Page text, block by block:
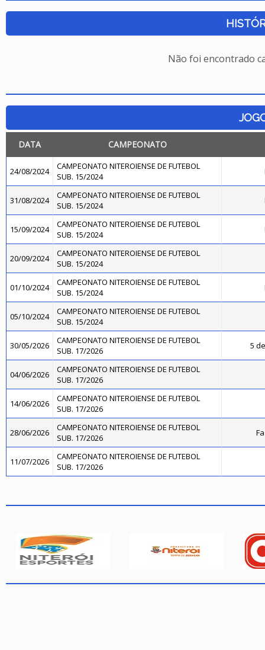
Não foi encontrado
DATA CAMPEONATO
24/08/2024
CAMPEONATO NITEROIENSE DE FUTEBOL
SUB. 15/2024
31/08/2024
CAMPEONATO NITEROIENSE DE FUTEBOL
SUB. 15/2024
15/09/2024
CAMPEONATO NITEROIENSE DE FUTEBOL
SUB. 15/2024
20/09/2024
CAMPEONATO NITEROIENSE DE FUTEBOL
SUB. 15/2024
01/10/2024
CAMPEONATO NITEROIENSE DE FUTEBOL
SUB. 15/2024
05/10/2024
CAMPEONATO NITEROIENSE DE FUTEBOL
SUB. 15/2024
30/05/2026
CAMPEONATO NITEROIENSE DE FUTEBOL
SUB. 17/2026
5
04/06/2026
CAMPEONATO NITEROIENSE DE FUTEBOL
SUB. 17/2026
14/06/2026
CAMPEONATO NITEROIENSE DE FUTEBOL
SUB. 17/2026
28/06/2026
CAMPEONATO NITEROIENSE DE FUTEBOL
SUB. 17/2026
11/07/2026
CAMPEONATO NITEROIENSE DE FUTEBOL
SUB. 17/2026